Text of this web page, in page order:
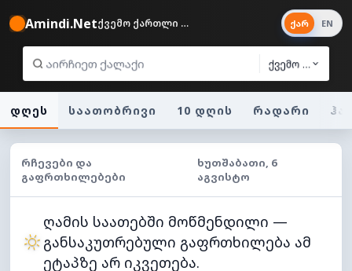
Amindi.Net ქვემო ქართლი 27°
ქვემო ქართლი
ქარ EN
დღეს საათობრივი 10 დღის რადარი
ᲠᲩᲔᲕᲔᲑᲘ ᲓᲐ
ᲒᲐᲤᲠᲗᲮᲘᲚᲔᲑᲔᲑᲘ
ᲮᲣᲗᲨᲐᲑᲐᲗᲘ, 6
ᲐᲒᲕᲘᲡᲢᲝ
ღამის საათებში მოწმენდილი —
განსაკუთრებული გაფრთხილება ამ
ეტაპზე არ იკვეთება.